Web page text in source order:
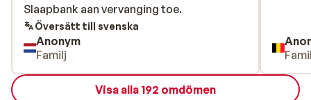
Slaapbank aan vervanging toe.
Slaapbank aan vervanging toe.
Översätt till svenska
Anonym
Familj
Visa alla 192 omdömen